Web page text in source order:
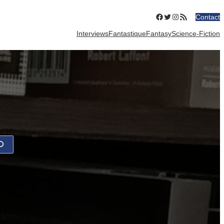
Facebook
Twitter
Instagram
Flux RSSContact
InterviewsFantastiqueFantasyScience-Fiction